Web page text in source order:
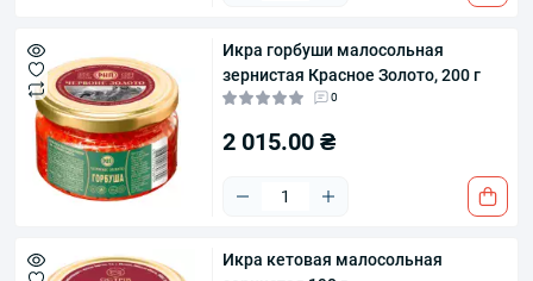
Икра горбуши малосольная
зернистая Красное Золото, 200 г
0
2 015.00 ₴
Икра кетовая малосольная